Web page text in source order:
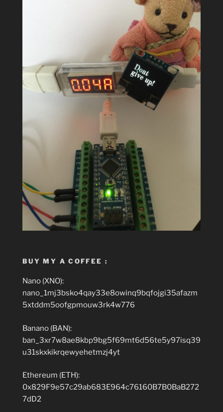
BUY MY A COFFEE :
Nano (XNO):
nano_1mj3bsko4qay33e8owinq9bqfojgi35afazm
5xtddm5oofgpmouw3rk4w776
Banano (BAN):
ban_3xr7w8ae8kbp9bg5f69mt6d56te5y97isq39
u31skxkikrqewyehetmzj4yt
Ethereum (ETH):
0x829F9e57c29ab683E964c76160B7B0BaB272
7dD2